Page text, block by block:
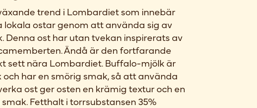
trend i Lombardiet som innebär
ostar genom att använda sig av
Denna ost har utan tvekan inspirerats av
Ändå är den fortfarande
sett nära Lombardiet. Buffalo-mjölk är
har en smörig smak, så att använda
ost ger osten en krämig textur och en
Fetthalt i torrsubstansen 35%